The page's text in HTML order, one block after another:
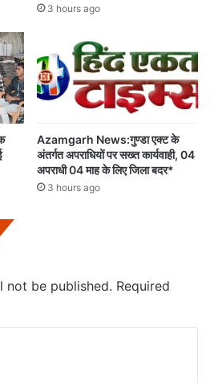
3 hours ago
Azamgarh News:गुण्डा एक्ट के
अंतर्गत अपराधियों पर सख्त कार्यवाही, 04
अपराधी 04 माह के लिए जिला बदर*
3 hours ago
not be published. Required